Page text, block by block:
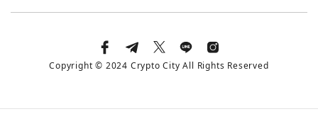
Copyright © 2024 Crypto City All Rights Reserved